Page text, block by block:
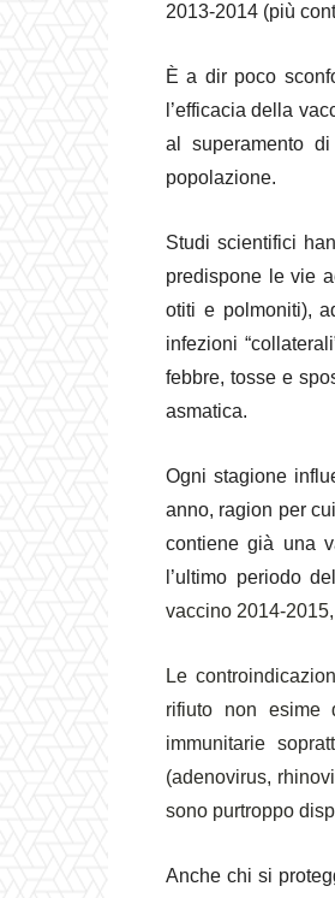
2013-2014 (più
È a dir poco
l’efficacia della
al superamento
popolazione.
Studi scientifici
predispone le vie
otiti e polmoniti),
infezioni
febbre, tosse e
asmatica.
Ogni stagione
anno, ragion per
contiene già una
l’ultimo periodo
vaccino 2014-
Le
rifiuto non esime
immunitarie
(adenovirus,
sono purtroppo
Anche chi si